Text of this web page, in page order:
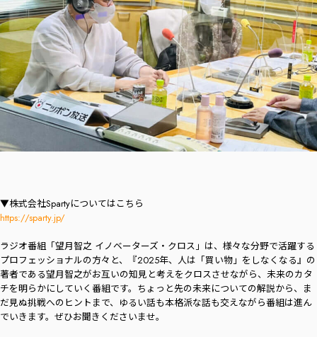
▼株式会社Spartyについてはこちら
https://sparty.jp/
ラジオ番組「望月智之 イノベーターズ・クロス」は、様々な分野で活躍する
プロフェッショナルの方々と、『2025年、人は「買い物」をしなくなる』の
著者である望月智之がお互いの知見と考えをクロスさせながら、未来のカタ
チを明らかにしていく番組です。ちょっと先の未来についての解説から、ま
だ見ぬ挑戦へのヒントまで、ゆるい話も本格派な話も交えながら番組は進ん
でいきます。ぜひお聞きくださいませ。